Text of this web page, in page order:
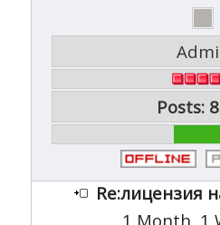
Posts:
Re:лицензия
1 Month, 1